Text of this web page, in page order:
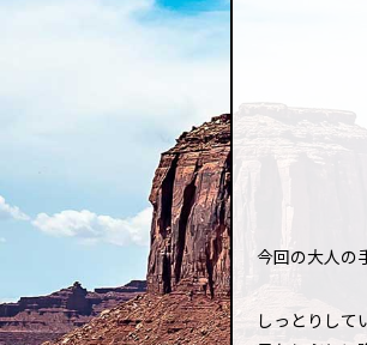
今回の大人の
しっとりして